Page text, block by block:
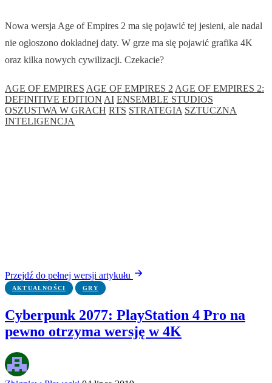
Nowa wersja Age of Empires 2 ma się pojawić tej jesieni, ale nadal
nie ogłoszono dokładnej daty. W grze ma się pojawić grafika 4K
oraz kilka nowych cywilizacji. Czekacie?
AGE OF EMPIRES AGE OF EMPIRES 2 AGE OF EMPIRES 2:
DEFINITIVE EDITION AI ENSEMBLE STUDIOS
OSZUSTWA W GRACH RTS STRATEGIA SZTUCZNA
INTELIGENCJA
Przejdź do pełnej wersji artykułu
AKTUALNOŚCI GRY
Cyberpunk 2077: PlayStation 4 Pro na
pewno otrzyma wersję w 4K